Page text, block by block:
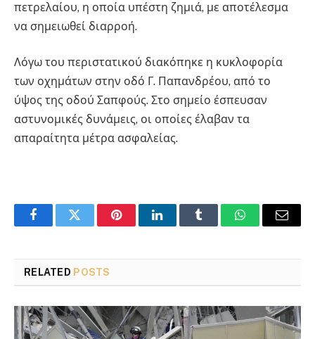
πετρελαίου, η οποία υπέστη ζημιά, με αποτέλεσμα
να σημειωθεί διαρροή.
Λόγω του περιστατικού διακόπηκε η κυκλοφορία
των οχημάτων στην οδό Γ. Παπανδρέου, από το
ύψος της οδού Σαπφούς. Στο σημείο έσπευσαν
αστυνομικές δυνάμεις, οι οποίες έλαβαν τα
απαραίτητα μέτρα ασφαλείας.
FacebookTwitter PinterestLinkedInTumblr WhatsAppEmail
RELATED POSTS